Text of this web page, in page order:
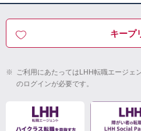
キープ
※ ご利用にあたってはLHH転職エージェ
のログインが必要です。